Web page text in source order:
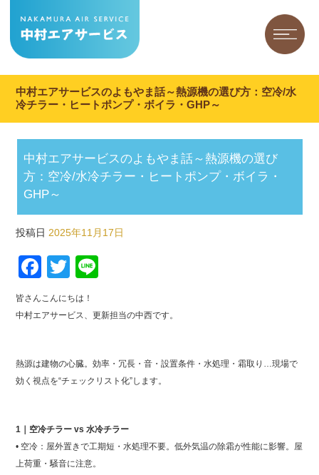
中村エアサービスのよもやま話～熱源機の選び方：空冷/水
冷チラー・ヒートポンプ・ボイラ・GHP～
中村エアサービスのよもやま話～熱源機の選び
方：空冷/水冷チラー・ヒートポンプ・ボイラ・
GHP～
投稿日 2025年11月17日
Facebook
Twitter
皆さんこんにちは！
中村エアサービス、更新担当の中西です。
熱源は建物の心臓。効率・冗長・音・設置条件・水処理・霜取り…現場で
効く視点を“チェックリスト化”します。
1｜空冷チラー vs 水冷チラー
• 空冷：屋外置きで工期短・水処理不要。低外気温の除霜が性能に影響。屋
上荷重・騒音に注意。